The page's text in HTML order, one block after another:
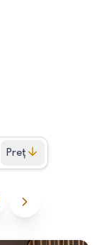
Preț
descrescător